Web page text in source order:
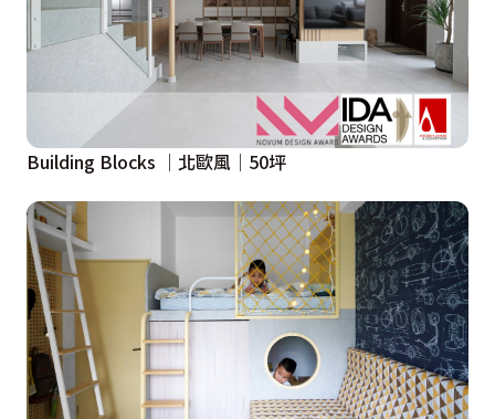
Building Blocks │北歐風│50坪